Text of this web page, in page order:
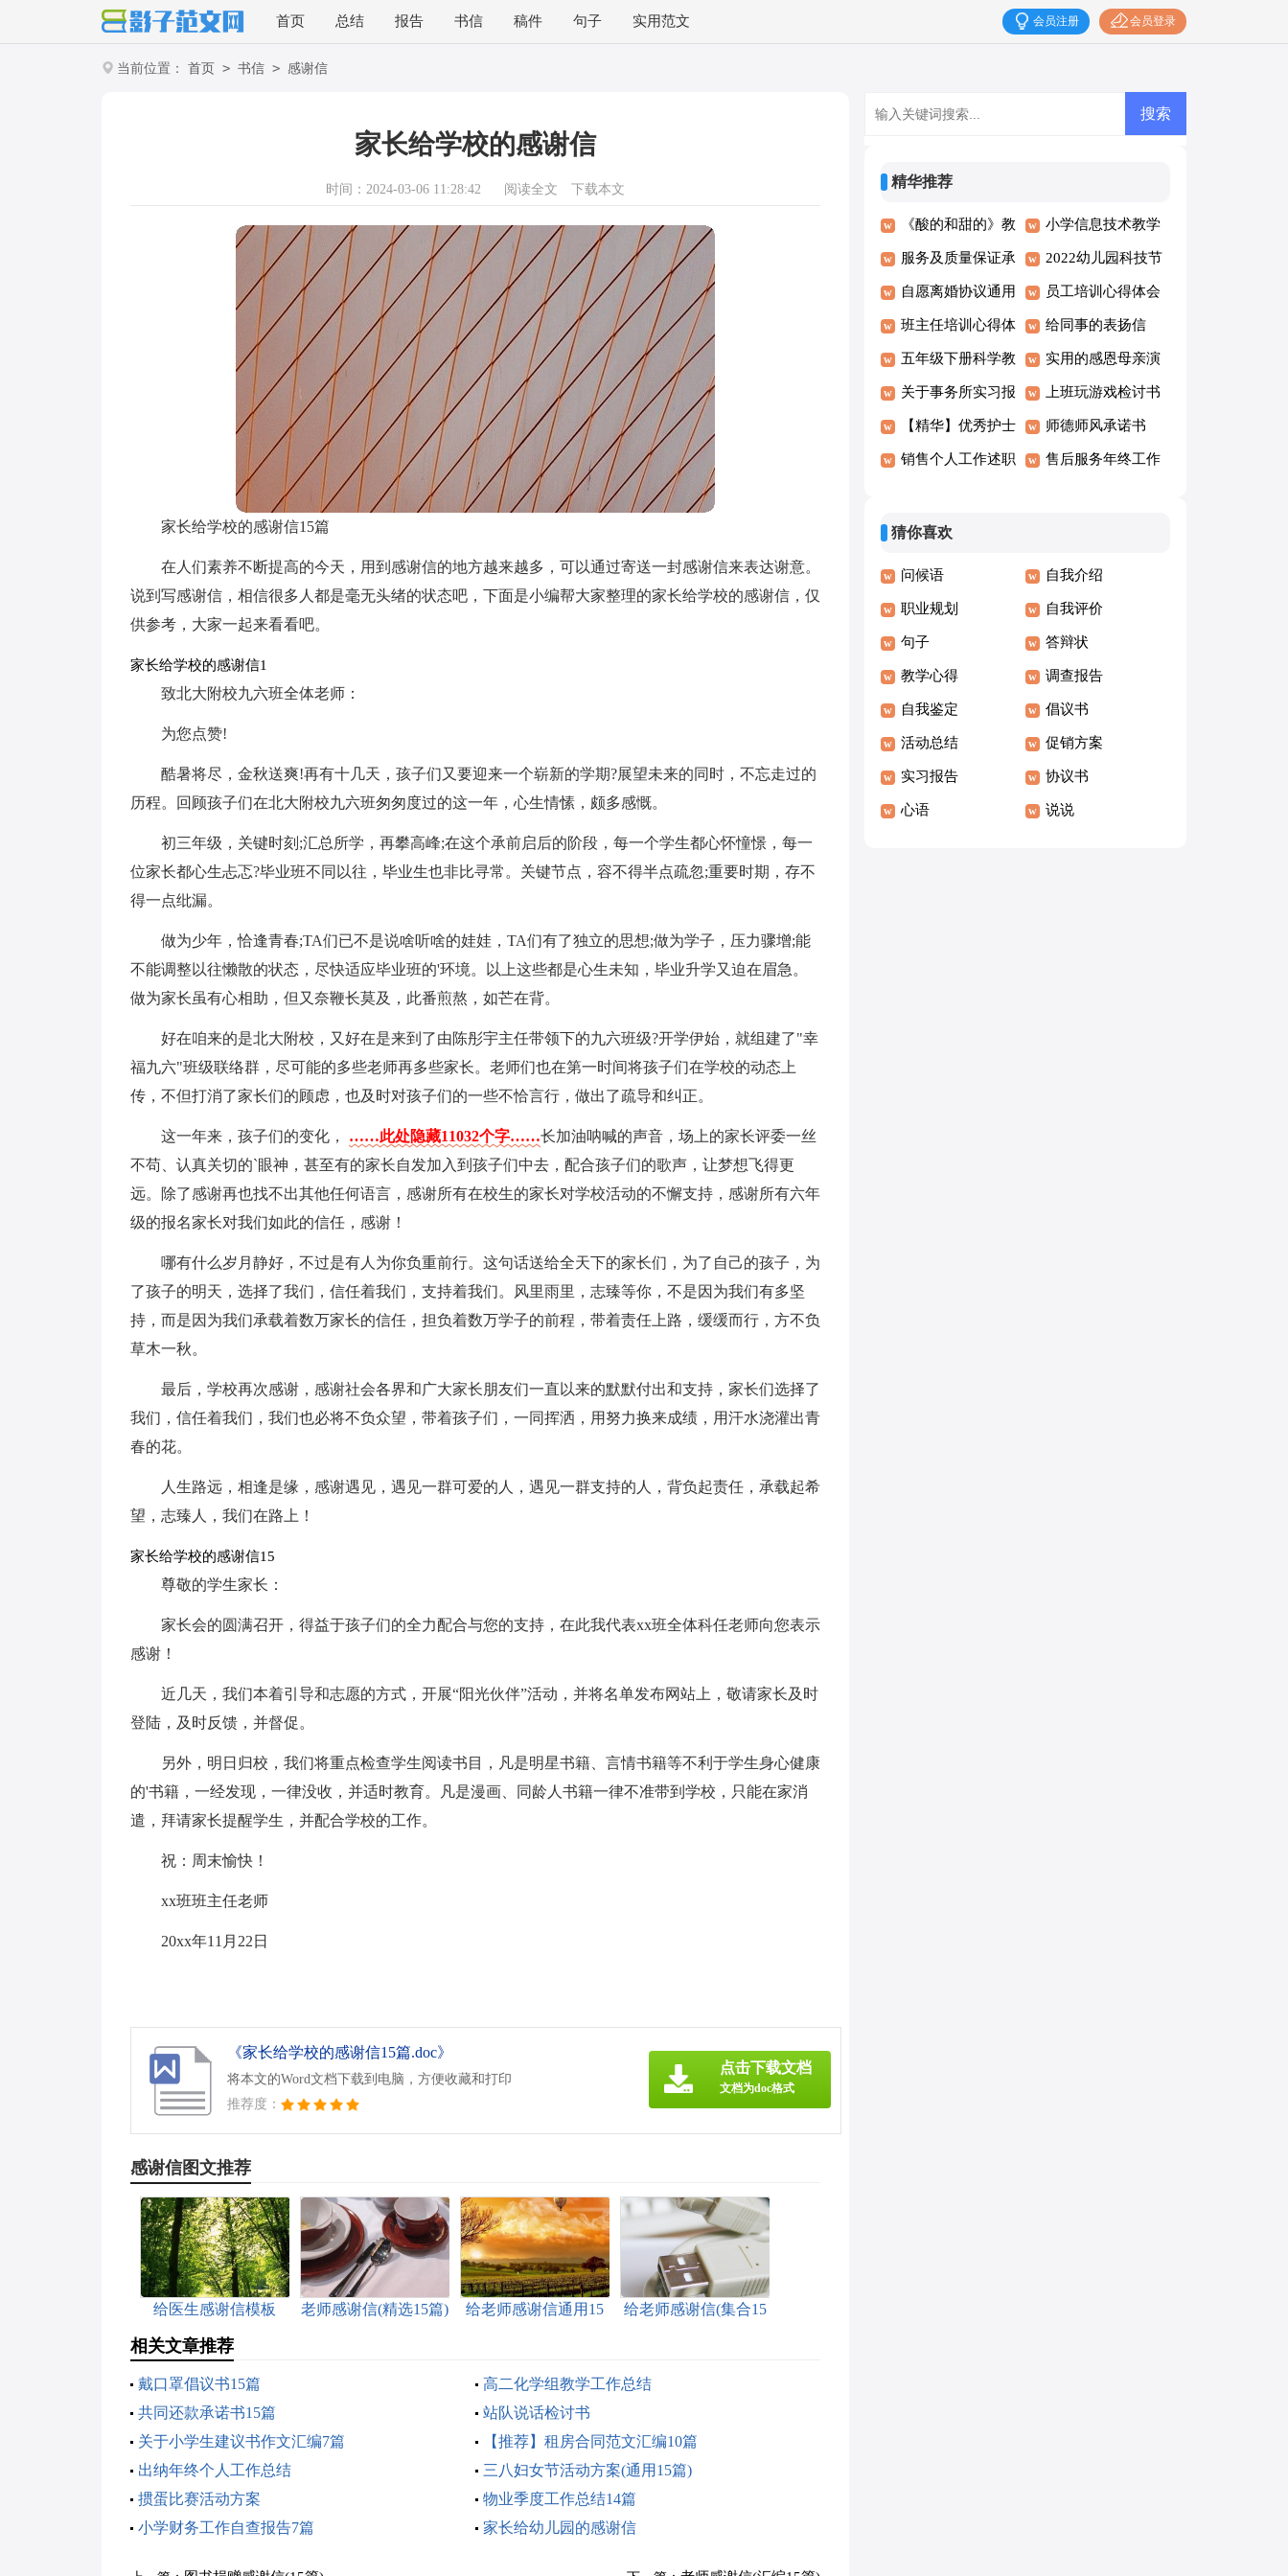
首页 总结 报告 书信 稿件 句子 实用范文 会员登录
会员注册
当前位置： 首页 > 书信 > 感谢信
家长给学校的感谢信
时间：2024-03-06 11:28:42 阅读全文 下载本文
家长给学校的感谢信15篇
在人们素养不断提高的今天，用到感谢信的地方越来越多，可以通过寄送一封感谢信来表达谢意。
说到写感谢信，相信很多人都是毫无头绪的状态吧，下面是小编帮大家整理的家长给学校的感谢信，仅
供参考，大家一起来看看吧。
家长给学校的感谢信1
致北大附校九六班全体老师：
为您点赞!
酷暑将尽，金秋送爽!再有十几天，孩子们又要迎来一个崭新的学期?展望未来的同时，不忘走过的
历程。回顾孩子们在北大附校九六班匆匆度过的这一年，心生情愫，颇多感慨。
初三年级，关键时刻;汇总所学，再攀高峰;在这个承前启后的阶段，每一个学生都心怀憧憬，每一
位家长都心生忐忑?毕业班不同以往，毕业生也非比寻常。关键节点，容不得半点疏忽;重要时期，存不
得一点纰漏。
做为少年，恰逢青春;TA们已不是说啥听啥的娃娃，TA们有了独立的思想;做为学子，压力骤增;能
不能调整以往懒散的状态，尽快适应毕业班的'环境。以上这些都是心生未知，毕业升学又迫在眉急。
做为家长虽有心相助，但又奈鞭长莫及，此番煎熬，如芒在背。
好在咱来的是北大附校，又好在是来到了由陈彤宇主任带领下的九六班级?开学伊始，就组建了"幸
福九六"班级联络群，尽可能的多些老师再多些家长。老师们也在第一时间将孩子们在学校的动态上
传，不但打消了家长们的顾虑，也及时对孩子们的一些不恰言行，做出了疏导和纠正。
这一年来，孩子们的变化， ……此处隐藏11032个字……长加油呐喊的声音，场上的家长评委一丝
不苟、认真关切的`眼神，甚至有的家长自发加入到孩子们中去，配合孩子们的歌声，让梦想飞得更
远。除了感谢再也找不出其他任何语言，感谢所有在校生的家长对学校活动的不懈支持，感谢所有六年
级的报名家长对我们如此的信任，感谢！
哪有什么岁月静好，不过是有人为你负重前行。这句话送给全天下的家长们，为了自己的孩子，为
了孩子的明天，选择了我们，信任着我们，支持着我们。风里雨里，志臻等你，不是因为我们有多坚
持，而是因为我们承载着数万家长的信任，担负着数万学子的前程，带着责任上路，缓缓而行，方不负
草木一秋。
最后，学校再次感谢，感谢社会各界和广大家长朋友们一直以来的默默付出和支持，家长们选择了
我们，信任着我们，我们也必将不负众望，带着孩子们，一同挥洒，用努力换来成绩，用汗水浇灌出青
春的花。
人生路远，相逢是缘，感谢遇见，遇见一群可爱的人，遇见一群支持的人，背负起责任，承载起希
望，志臻人，我们在路上！
家长给学校的感谢信15
尊敬的学生家长：
家长会的圆满召开，得益于孩子们的全力配合与您的支持，在此我代表xx班全体科任老师向您表示
感谢！
近几天，我们本着引导和志愿的方式，开展“阳光伙伴”活动，并将名单发布网站上，敬请家长及时
登陆，及时反馈，并督促。
另外，明日归校，我们将重点检查学生阅读书目，凡是明星书籍、言情书籍等不利于学生身心健康
的'书籍，一经发现，一律没收，并适时教育。凡是漫画、同龄人书籍一律不准带到学校，只能在家消
遣，拜请家长提醒学生，并配合学校的工作。
祝：周末愉快！
xx班班主任老师
20xx年11月22日
《家长给学校的感谢信15篇.doc》
将本文的Word文档下载到电脑，方便收藏和打印
推荐度：
点击下载文档
文档为doc格式
感谢信图文推荐
给医生感谢信模板 老师感谢信(精选15篇)
给老师感谢信通用15
给老师感谢信(集合15
相关文章推荐
戴口罩倡议书15篇
高二化学组教学工作总结
共同还款承诺书15篇
站队说话检讨书
关于小学生建议书作文汇编7篇
【推荐】租房合同范文汇编10篇
出纳年终个人工作总结
三八妇女节活动方案(通用15篇)
掼蛋比赛活动方案
物业季度工作总结14篇
小学财务工作自查报告7篇
家长给幼儿园的感谢信
精华推荐
《酸的和甜的》教
学反思15篇
小学信息技术教学
计划15篇
服务及质量保证承
诺书
2022幼儿园科技节
活动方案
自愿离婚协议通用
15篇
员工培训心得体会
(15篇)
班主任培训心得体
会(合集15篇)
给同事的表扬信
五年级下册科学教
学计划15篇
实用的感恩母亲演
讲稿4篇
关于事务所实习报
告合集9篇
上班玩游戏检讨书
15篇
【精华】优秀护士
演讲稿模板6篇
师德师风承诺书
(15篇)
销售个人工作述职 售后服务年终工作
猜你喜欢
问候语 自我介绍
职业规划 自我评价
句子 答辩状
教学心得 调查报告
自我鉴定 倡议书
活动总结 促销方案
实习报告 协议书
心语 说说